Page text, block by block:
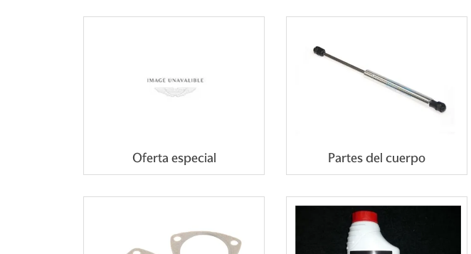
Oferta especial Partes del cuerpo